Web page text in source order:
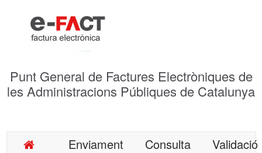
Punt General de Factures Electròniques de
les Administracions Públiques de Catalunya
Enviament Consulta
Validació